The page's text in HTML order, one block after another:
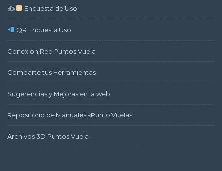
✍ Encuesta de Uso
QR Encuesta Uso
Conexión Red Puntos Vuela
Comparte tus Herramientas
Sugerencias y Mejoras en la web
Repositorio de Manuales «Punto Vuela»
Archivos 3D Puntos Vuela